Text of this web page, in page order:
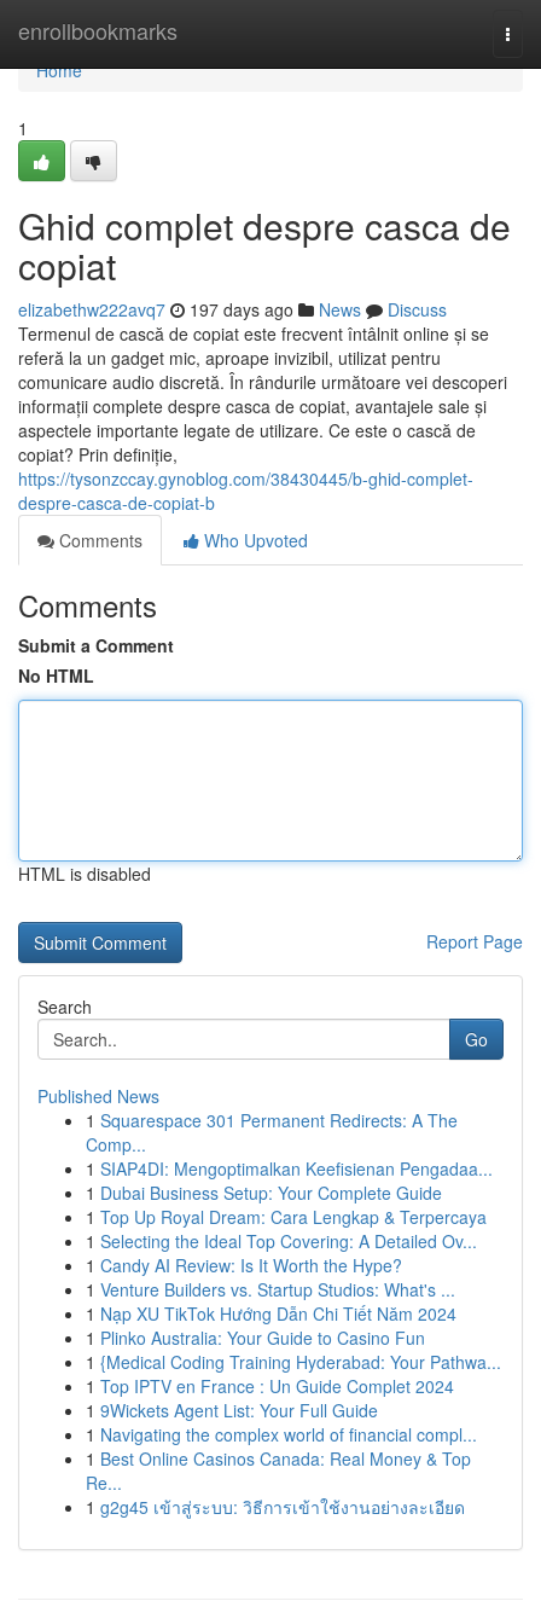
enrollbookmarks
Home
Home
1
Ghid complet despre casca de
copiat
elizabethw222avq7 197 days ago News
Discuss
Termenul de cască de copiat este frecvent întâlnit online și se
referă la un gadget mic, aproape invizibil, utilizat pentru
comunicare audio discretă. În rândurile următoare vei descoperi
informații complete despre casca de copiat, avantajele sale și
aspectele importante legate de utilizare. Ce este o cască de
copiat? Prin definiție,
https://tysonzccay.gynoblog.com/38430445/b-ghid-complet-
despre-casca-de-copiat-b
Comments
Who Upvoted
Comments
Submit a Comment
No HTML
HTML is disabled
Report Page
Search
Go
Published News
1 Squarespace 301 Permanent Redirects: A The
Comp...
1 SIAP4DI: Mengoptimalkan Keefisienan Pengadaa...
1 Dubai Business Setup: Your Complete Guide
1 Top Up Royal Dream: Cara Lengkap & Terpercaya
1 Selecting the Ideal Top Covering: A Detailed Ov...
1 Candy AI Review: Is It Worth the Hype?
1 Venture Builders vs. Startup Studios: What's ...
1 Nạp XU TikTok Hướng Dẫn Chi Tiết Năm 2024
1 Plinko Australia: Your Guide to Casino Fun
1 {Medical Coding Training Hyderabad: Your Pathwa...
1 Top IPTV en France : Un Guide Complet 2024
1 9Wickets Agent List: Your Full Guide
1 Navigating the complex world of financial compl...
1 Best Online Casinos Canada: Real Money & Top
Re...
1 g2g45 เข้าสู่ระบบ: วิธีการเข้าใช้งานอย่างละเอียด